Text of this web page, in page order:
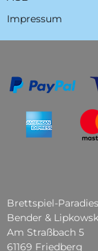
Impressum
Brettspiel-Paradies
Bender &
Am Straßbach 5
61169 Friedberg